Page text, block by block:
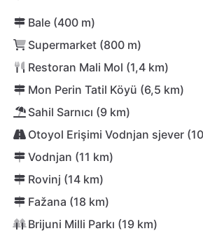
Bale (400 m)
Supermarket (800 m)
Restoran Mali Mol (1,4 km)
Mon Perin Tatil Köyü (6,5 km)
Sahil Sarnıcı (9 km)
Otoyol Erişimi Vodnjan sjever
Vodnjan (11 km)
Rovinj (14 km)
Fažana (18 km)
Brijuni Milli Parkı (19 km)